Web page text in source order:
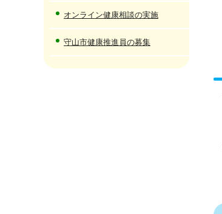
オンライン健康相談の実施
守山市健康推進員の募集